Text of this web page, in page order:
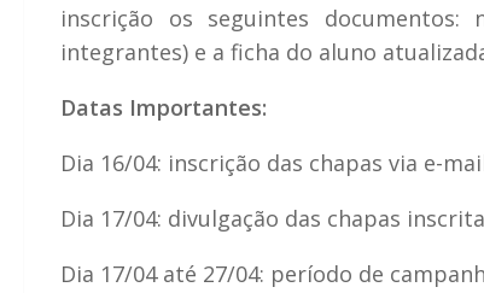
inscrição os seguintes
integrantes) e a ficha do aluno
Datas Importantes:
Dia 16/04: inscrição das chapas via e-
Dia 17/04: divulgação das chapas
Dia 17/04 até 27/04: período de